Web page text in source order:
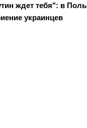
ждет тебя": в
украинцев